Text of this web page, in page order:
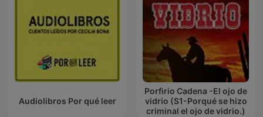
Audiolibros Por qué leer
Porfirio Cadena -El ojo de
vidrio (S1-Porqué se hizo
criminal el ojo de vidrio.)